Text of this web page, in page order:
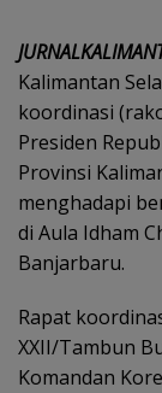
Kalimantan
koordinasi
Presiden
Provinsi
menghadapi
di Aula Idham
Banjarbaru.
Rapat
XXII/Tambun
Komandan